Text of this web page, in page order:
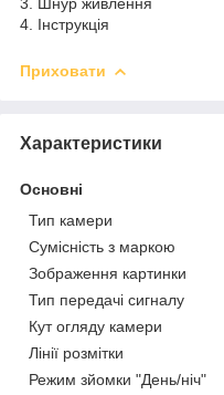
4. Інструкція
Приховати
Характеристики
Основні
Тип камери
Сумісність з маркою
Зображення картинки
Тип передачі сигналу
Кут огляду камери
Лінії розмітки
Режим зйомки "День/ніч"